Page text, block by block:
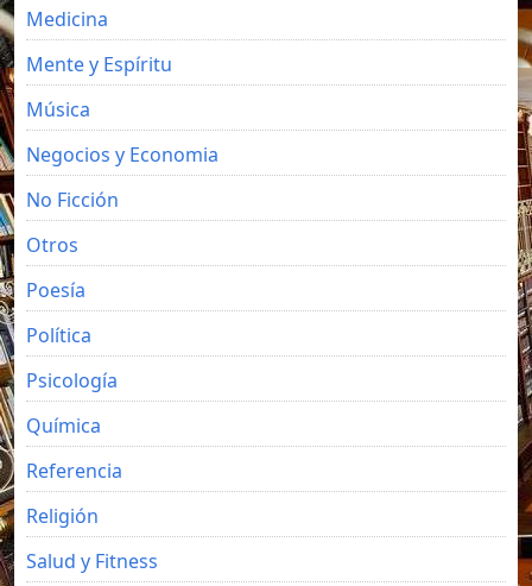
Medicina
Mente y Espíritu
Música
Negocios y Economia
No Ficción
Otros
Poesía
Política
Psicología
Química
Referencia
Religión
Salud y Fitness